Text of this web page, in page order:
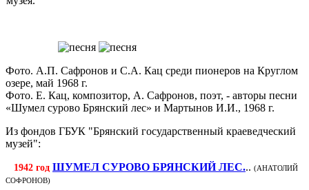
Фото. А.П. Сафронов и С.А. Кац среди пионеров на Круглом
озере, май 1968 г.
Фото. Е. Кац, композитор, А. Сафронов, поэт, - авторы песни
«Шумел сурово Брянский лес» и Мартынов И.И., 1968 г.
Из фондов ГБУК "Брянский государственный краеведческий
музей":
1942 год ШУМЕЛ СУРОВО БРЯНСКИЙ ЛЕС... (АНАТОЛИЙ
СОФРОНОВ)